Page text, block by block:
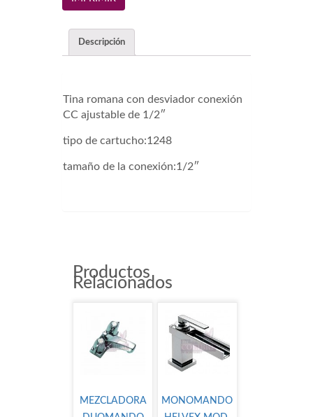
Descripción
Tina romana con desviador conexión
CC ajustable de 1/2″
tipo de cartucho:1248
tamaño de la conexión:1/2″
Productos
Relacionados
MEZCLADORA
MONOMANDO